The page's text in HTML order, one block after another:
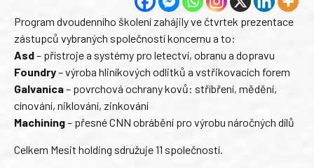
Program dvoudenního školení zahájily ve čtvrtek prezentace
zástupců vybraných společností koncernu a to:
Asd– přístroje a systémy pro letectví, obranu a dopravu
Foundry– výroba hliníkových odlitků a vstřikovacích forem
Galvanica– povrchová ochrany kovů: stříbření, mědění,
cínování, niklování, zinkování
Machining– přesné CNN obrábění pro výrobu náročných dílů
Celkem Mesit holding sdružuje 11 společností.